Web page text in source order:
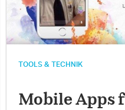
TOOLS & TECHNIK
Mobile Apps